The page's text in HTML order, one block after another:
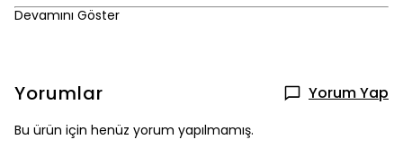
Devamını Göster
Yorumlar Yorum Yap
Bu ürün için henüz yorum yapılmamış.